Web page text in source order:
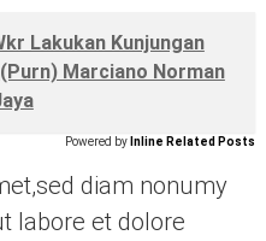
Lakukan Kunjungan
Marciano Norman
Powered by Inline Related Posts
diam nonumy
labore et dolore